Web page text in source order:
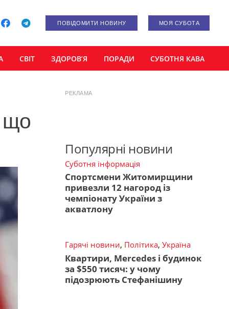
ПОВІДОМИТИ НОВИНУ МОЯ СУБОТА
СВІТ ЗДОРОВ’Я ПОРАДИ СУБОТНЯ КАВА
що
РЕКЛАМА
Популярні новини
Суботня інформація
Спортсмени Житомирщини
привезли 12 нагород із
чемпіонату України з
акватлону
Гарячі новини, Політика, Україна
Квартири, Mercedes і будинок
за $550 тисяч: у чому
підозрюють Стефанішину